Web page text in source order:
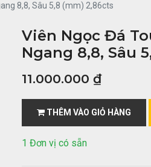
8,8, Sâu 5,8 (mm) 2,86cts
Viên Ngọc Đá
Ngang 8,8, Sâu
11.000.000 ₫
THÊM VÀO GIỎ HÀNG
1 Đơn vị có sẵn